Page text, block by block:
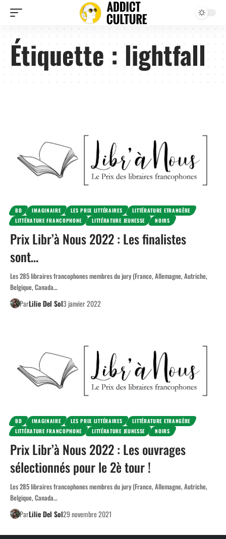
Étiquette :lightfall
BD IMAGINAIRE LES PRIX LITTÉRAIRES
LITTÉRATURE ETRANGÈRE
LITTÉRATURE FRANCOPHONE
LITTÉRATURE JEUNESSE NOIRS
Prix Libr’à Nous 2022 : Les finalistes
sont…
Les 285 libraires francophones membres du jury (France, Allemagne, Autriche,
Belgique, Canada…
ParLilie Del Sol3 janvier 2022
BD IMAGINAIRE LES PRIX LITTÉRAIRES
LITTÉRATURE ETRANGÈRE
LITTÉRATURE FRANCOPHONE
LITTÉRATURE JEUNESSE NOIRS
Prix Libr’à Nous 2022 : Les ouvrages
sélectionnés pour le 2è tour !
Les 285 libraires francophones membres du jury (France, Allemagne, Autriche,
Belgique, Canada…
ParLilie Del Sol29 novembre 2021